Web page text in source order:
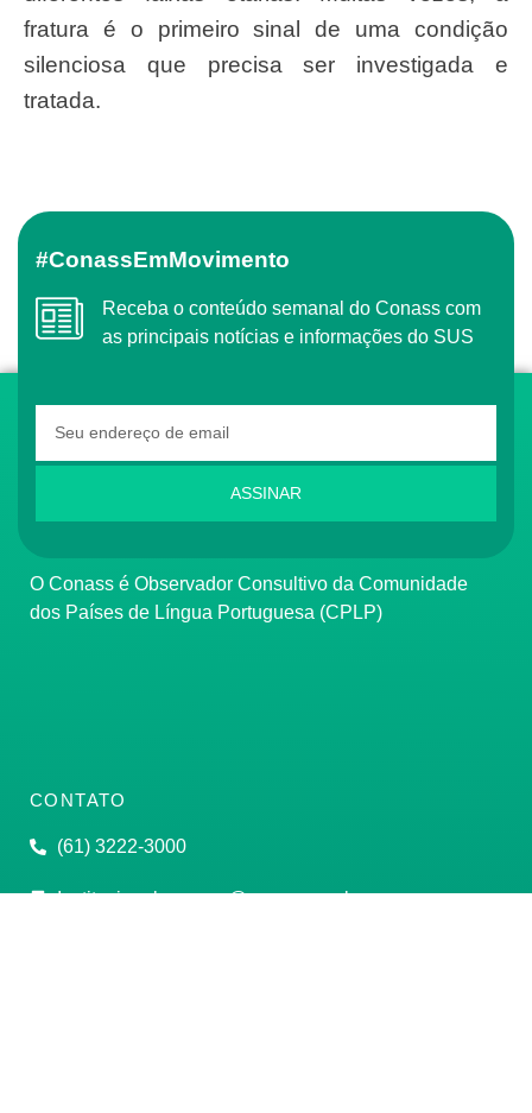
fratura é o primeiro sinal de uma condição
silenciosa que precisa ser investigada e
tratada.
#ConassEmMovimento
Receba o conteúdo semanal do Conass com
as principais notícias e informações do SUS
ASSINAR
O Conass é Observador Consultivo da Comunidade
dos Países de Língua Portuguesa (CPLP)
CONTATO
(61) 3222-3000
Institucional:conass@conass.org.br